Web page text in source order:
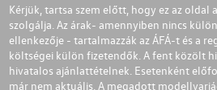
Kérjük, tartsa szem előtt, hogy ez az oldal
szolgálja. Az árak- amennyiben nincs
ellenkezője - tartalmazzák az ÁFÁ-t és a
költségei külön fizetendők. A fent közölt
hivatalos ajánlattételnek. Esetenként
már nem aktuális. A megadott